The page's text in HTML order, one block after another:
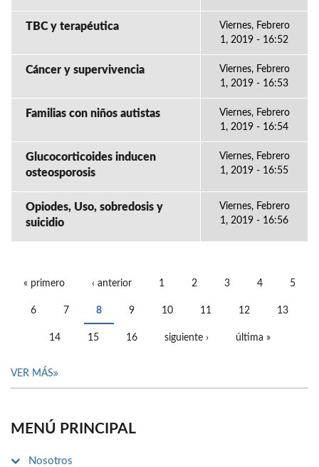
TBC y terapéutica
Viernes, Febrero
1, 2019 - 16:52
Cáncer y supervivencia
Viernes, Febrero
1, 2019 - 16:53
Familias con niños autistas
Viernes, Febrero
1, 2019 - 16:54
Glucocorticoides inducen
osteosporosis
Viernes, Febrero
1, 2019 - 16:55
Opiodes, Uso, sobredosis y
suicidio
Viernes, Febrero
1, 2019 - 16:56
« primero ‹ anterior 1 2 3 4 5
6 7 8 9 10 11 12 13
14 15 16 siguiente › última »
VER MÁS
MENÚ PRINCIPAL
Nosotros